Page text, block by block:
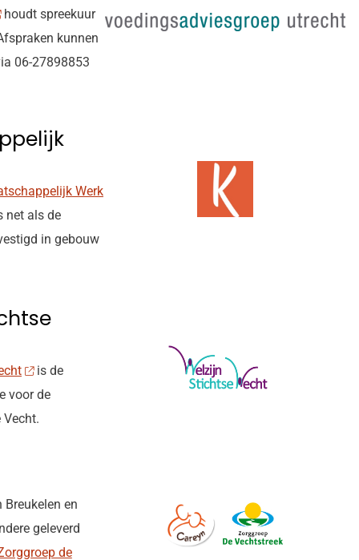
houdt spreekuur
kunnen
06-27898853
Werk
net als de
in gebouw
is de
voor de
Vecht.
en
geleverd
de